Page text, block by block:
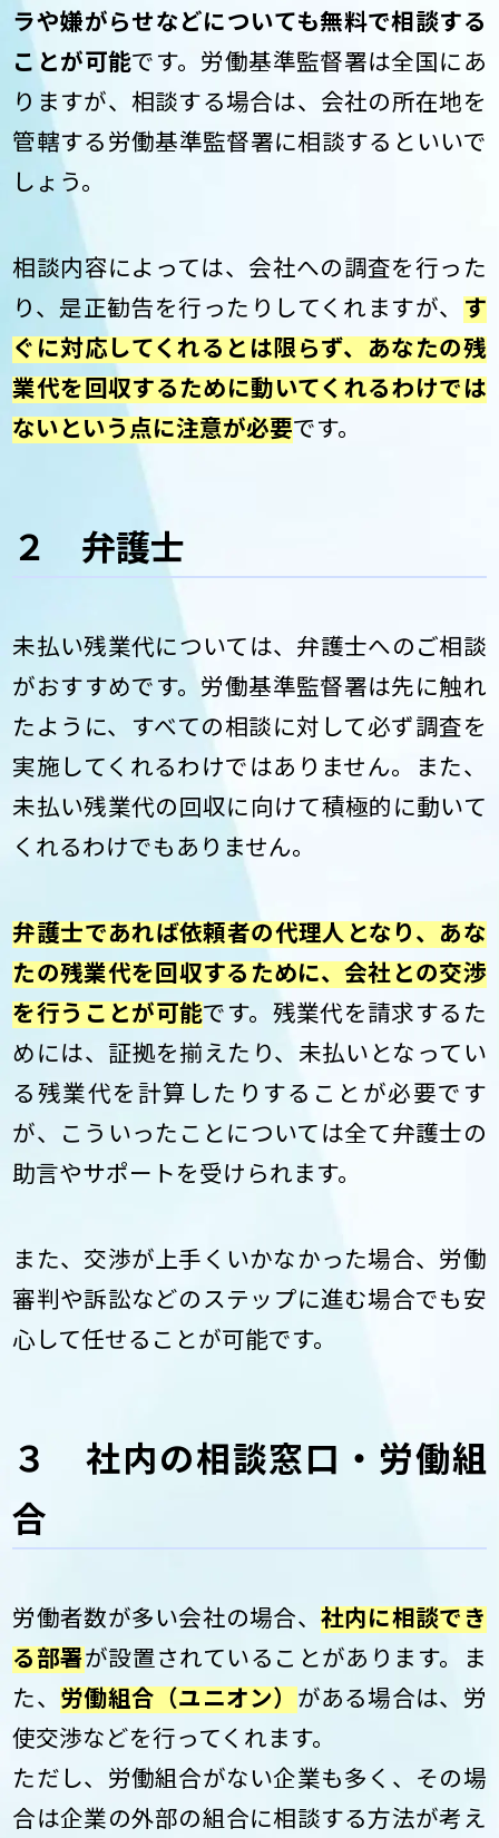
ラや嫌がらせなどについても無料で相談する
ことが可能です。労働基準監督署は全国にあ
りますが、相談する場合は、会社の所在地を
管轄する労働基準監督署に相談するといいで
しょう。
相談内容によっては、会社への調査を行った
り、是正勧告を行ったりしてくれますが、 す
ぐに対応してくれるとは限らず、あなたの残
業代を回収するために動いてくれるわけでは
ないという点に注意が必要です。
２ 弁護士
未払い残業代については、弁護士へのご相談
がおすすめです。労働基準監督署は先に触れ
たように、すべての相談に対して必ず調査を
実施してくれるわけではありません。また、
未払い残業代の回収に向けて積極的に動いて
くれるわけでもありません。
弁護士であれば依頼者の代理人となり、あな
たの残業代を回収するために、会社との交渉
を行うことが可能です。残業代を請求するた
めには、証拠を揃えたり、未払いとなってい
る残業代を計算したりすることが必要です
が、こういったことについては全て弁護士の
助言やサポートを受けられます。
また、交渉が上手くいかなかった場合、労働
審判や訴訟などのステップに進む場合でも安
心して任せることが可能です。
３ 社内の相談窓口・労働組
合
労働者数が多い会社の場合、 社内に相談でき
る部署が設置されていることがあります。ま
た、労働組合（ユニオン）がある場合は、労
使交渉などを行ってくれます。
ただし、労働組合がない企業も多く、その場
合は企業の外部の組合に相談する方法が考え